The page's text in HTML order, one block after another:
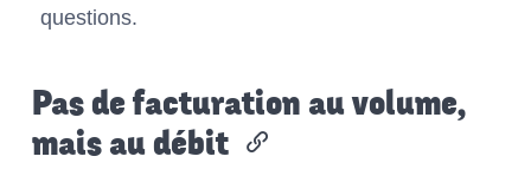
questions.
Pas de facturation au volume,
mais au débit